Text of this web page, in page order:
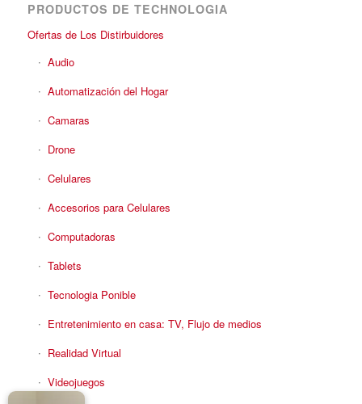
PRODUCTOS DE TECHNOLOGIA
Ofertas de Los Distirbuidores
Audio
Automatización del Hogar
Camaras
Drone
Celulares
Accesorios para Celulares
Computadoras
Tablets
Tecnologia Ponible
Entretenimiento en casa: TV, Flujo de medios
Realidad Virtual
Videojuegos